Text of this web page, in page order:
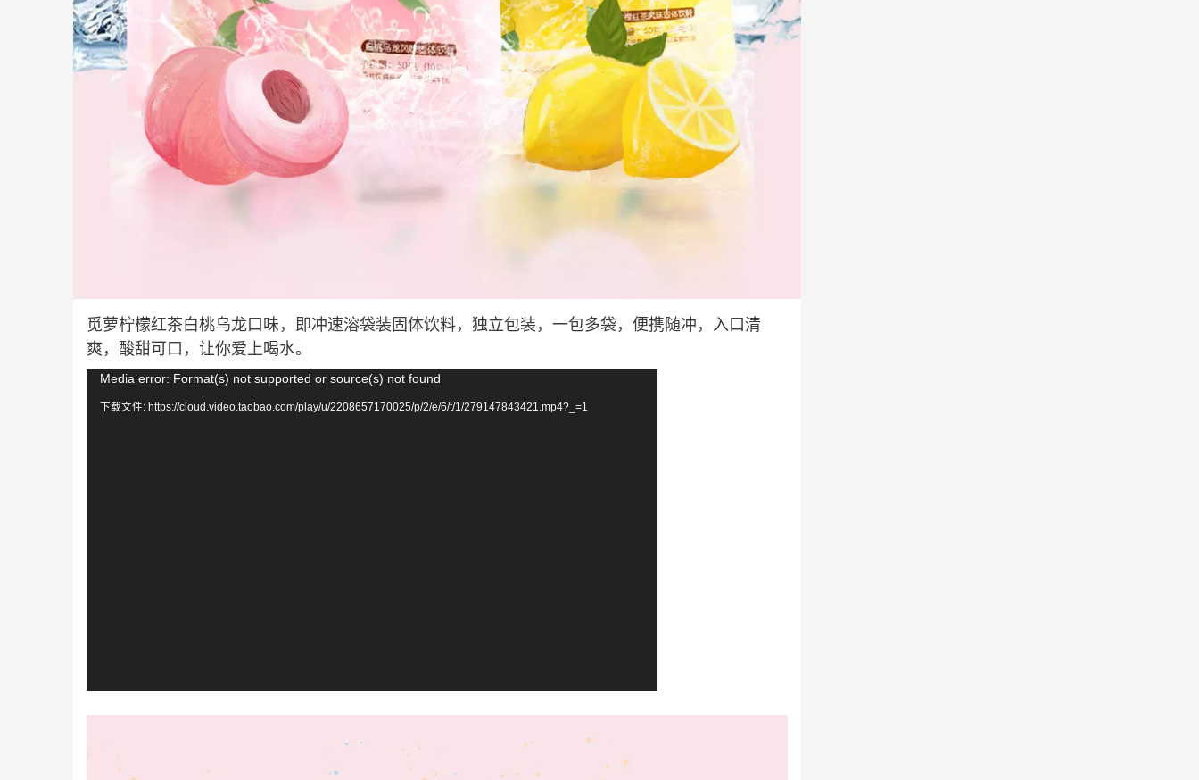
觅萝柠檬红茶白桃乌龙口味，即冲速溶袋装固体饮料，独立包装，一包多袋，便携随冲，入口清
爽，酸甜可口，让你爱上喝水。
视
频
Media error: Format(s) not supported or source(s) not found
下载文件: https://cloud.video.taobao.com/play/u/2208657170025/p/2/e/6/t/1/279147843421.mp4?_=1